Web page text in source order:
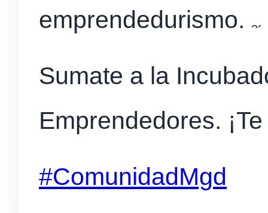
emprendedurismo.
Sumate a la
Emprendedores.
#ComunidadMgd